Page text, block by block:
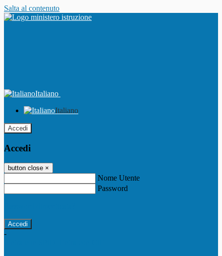
Salta al contenuto
Italiano
Italiano
Accedi
Accedi
button close ×
Nome Utente
Password
-